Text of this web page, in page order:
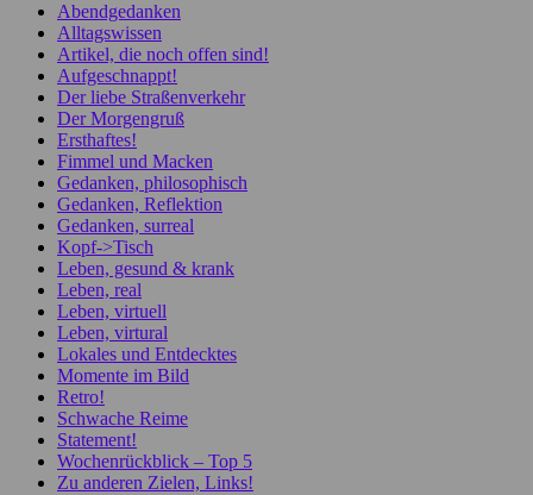
Abendgedanken
Alltagswissen
Artikel, die noch offen sind!
Aufgeschnappt!
Der liebe Straßenverkehr
Der Morgengruß
Ersthaftes!
Fimmel und Macken
Gedanken, philosophisch
Gedanken, Reflektion
Gedanken, surreal
Kopf->Tisch
Leben, gesund & krank
Leben, real
Leben, virtuell
Leben, virtural
Lokales und Entdecktes
Momente im Bild
Retro!
Schwache Reime
Statement!
Wochenrückblick – Top 5
Zu anderen Zielen, Links!